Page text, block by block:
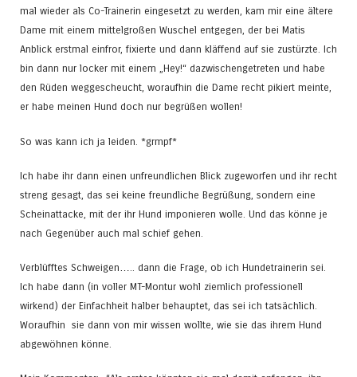
mal wieder als Co-Trainerin eingesetzt zu werden, kam mir eine ältere
Dame mit einem mittelgroßen Wuschel entgegen, der bei Matis
Anblick erstmal einfror, fixierte und dann kläffend auf sie zustürzte. Ich
bin dann nur locker mit einem „Hey!“ dazwischengetreten und habe
den Rüden weggescheucht, woraufhin die Dame recht pikiert meinte,
er habe meinen Hund doch nur begrüßen wollen!
So was kann ich ja leiden. *grmpf*
Ich habe ihr dann einen unfreundlichen Blick zugeworfen und ihr recht
streng gesagt, das sei keine freundliche Begrüßung, sondern eine
Scheinattacke, mit der ihr Hund imponieren wolle. Und das könne je
nach Gegenüber auch mal schief gehen.
Verblüfftes Schweigen….. dann die Frage, ob ich Hundetrainerin sei.
Ich habe dann (in voller MT-Montur wohl ziemlich professionell
wirkend) der Einfachheit halber behauptet, das sei ich tatsächlich.
Woraufhin sie dann von mir wissen wollte, wie sie das ihrem Hund
abgewöhnen könne.